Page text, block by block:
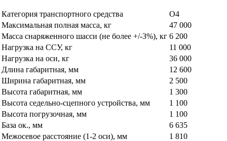
Категория транспортного средства
О4
Максимальная полная масса, кг
47 000
Масса снаряженного шасси (не более +/-3%), кг 6 200
Нагрузка на ССУ, кг
11 000
Нагрузка на оси, кг
36 000
Длина габаритная, мм
12 600
Ширина габаритная, мм
2 500
Высота габаритная, мм
1 300
Высота седельно-сцепного устройства, мм
1 100
Высота погрузочная, мм
1 100
База ок., мм
6 635
Межосевое расстояние (1-2 оси), мм
1 810